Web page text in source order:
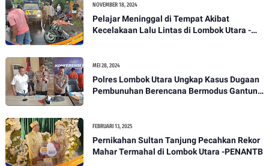
NOVEMBER 18, 2024
Pelajar Meninggal di Tempat Akibat
Kecelakaan Lalu Lintas di Lombok Utara -
MEI 28, 2024
Polres Lombok Utara Ungkap Kasus Dugaan
Pembunuhan Berencana Bermodus Gantung
FEBRUARI 13, 2025
Pernikahan Sultan Tanjung Pecahkan Rekor
Mahar Termahal di Lombok Utara -PENANTB